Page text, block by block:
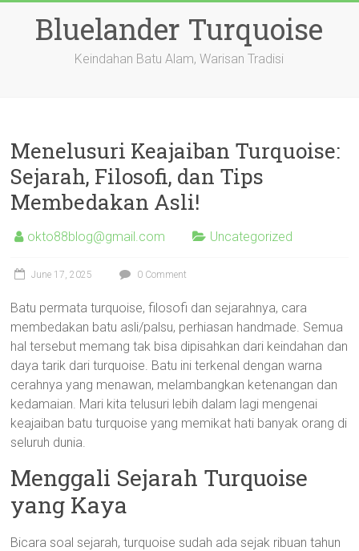
contentBluelander Turquoise
Keindahan Batu Alam, Warisan Tradisi
Menelusuri Keajaiban Turquoise:
Sejarah, Filosofi, dan Tips
Membedakan Asli!
okto88blog@gmail.com Uncategorized
June 17, 2025 0 Comment
Batu permata turquoise, filosofi dan sejarahnya, cara
membedakan batu asli/palsu, perhiasan handmade. Semua
hal tersebut memang tak bisa dipisahkan dari keindahan dan
daya tarik dari turquoise. Batu ini terkenal dengan warna
cerahnya yang menawan, melambangkan ketenangan dan
kedamaian. Mari kita telusuri lebih dalam lagi mengenai
keajaiban batu turquoise yang memikat hati banyak orang di
seluruh dunia.
Menggali Sejarah Turquoise
yang Kaya
Bicara soal sejarah, turquoise sudah ada sejak ribuan tahun